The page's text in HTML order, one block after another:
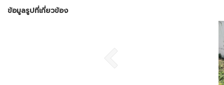
ข้อมูลรูปที่เกี่ยวข้อง